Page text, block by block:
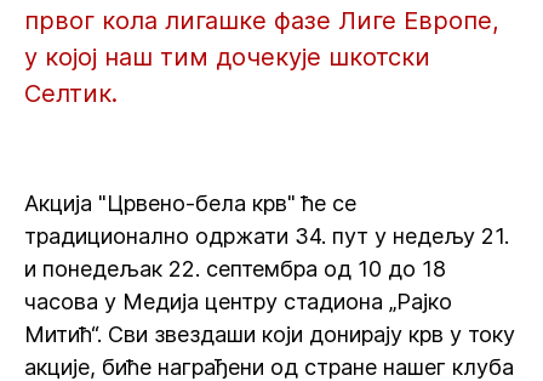
првог кола лигашке фазе Лиге Европе,
у којој наш тим дочекује шкотски
Селтик.
Акција "Црвено-бела крв" ће се
традиционално одржати 34. пут у недељу 21.
и понедељак 22. септембра од 10 до 18
часова у Медија центру стадиона „Рајко
Митић“. Сви звездаши који донирају крв у току
акције, биће награђени од стране нашег клуба